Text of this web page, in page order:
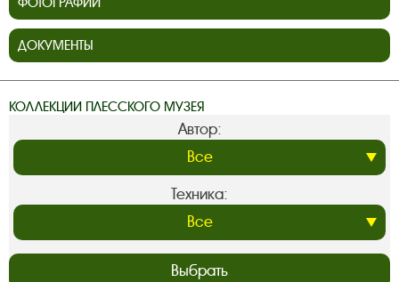
ДОКУМЕНТЫ
КОЛЛЕКЦИИ ПЛЕССКОГО МУЗЕЯ
Автор:
Техника:
Выбрать